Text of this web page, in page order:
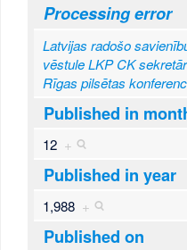
Processing error
Latvijas radošo
vēstule LKP CK
Rīgas pilsētas
Published in
12 +
Published in year
1,988 +
Published on